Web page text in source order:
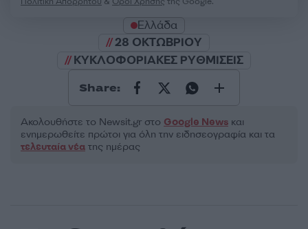
Ελλάδα
28 ΟΚΤΩΒΡΙΟΥ
ΚΥΚΛΟΦΟΡΙΑΚΕΣ ΡΥΘΜΙΣΕΙΣ
Share:
Ακολουθήστε το Νewsit.gr στο Google News και
ενημερωθείτε πρώτοι για όλη την ειδησεογραφία και τα
τελευταία νέα της ημέρας